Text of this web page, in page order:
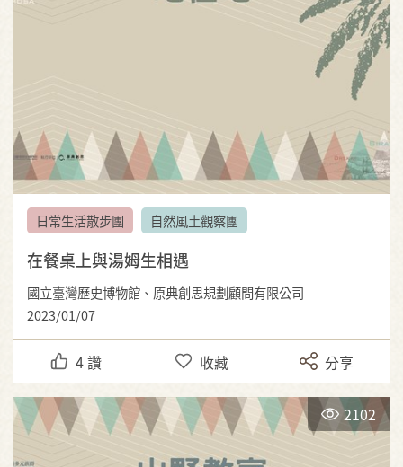
日常生活散步團 自然風土觀察團
在餐桌上與湯姆生相遇
國立臺灣歷史博物館、原典創思規劃顧問有限公司
2023/01/07
4讚 收藏 分享
2102